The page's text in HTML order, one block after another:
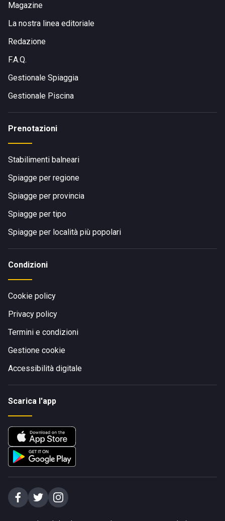
Magazine
La nostra linea editoriale
Redazione
F.A.Q.
Gestionale Spiaggia
Gestionale Piscina
Prenotazioni
Stabilimenti balneari
Spiagge per regione
Spiagge per provincia
Spiagge per tipo
Spiagge per località più popolari
Condizioni
Cookie policy
Privacy policy
Termini e condizioni
Gestione cookie
Accessibilità digitale
Scarica l'app